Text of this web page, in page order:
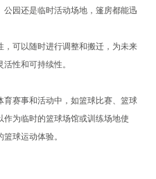
园还是临时活动场地，篷房都能迅
可以随时进行调整和搬迁，为未来
性和可持续性。
赛事和活动中，如篮球比赛、篮球
为临时的篮球场馆或训练场地使
球运动体验。